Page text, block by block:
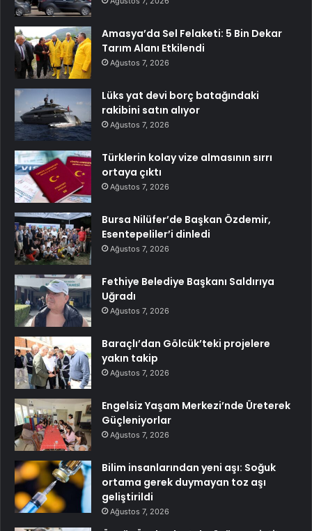
Amasya’da Sel Felaketi: 5 Bin Dekar
Tarım Alanı Etkilendi
Ağustos 7, 2026
Lüks yat devi borç batağındaki
rakibini satın alıyor
Ağustos 7, 2026
Türklerin kolay vize almasının sırrı
ortaya çıktı
Ağustos 7, 2026
Bursa Nilüfer’de Başkan Özdemir,
Esentepeliler’i dinledi
Ağustos 7, 2026
Fethiye Belediye Başkanı Saldırıya
Uğradı
Ağustos 7, 2026
Baraçlı’dan Gölcük’teki projelere
yakın takip
Ağustos 7, 2026
Engelsiz Yaşam Merkezi’nde Üreterek
Güçleniyorlar
Ağustos 7, 2026
Bilim insanlarından yeni aşı: Soğuk
ortama gerek duymayan toz aşı
geliştirildi
Ağustos 7, 2026